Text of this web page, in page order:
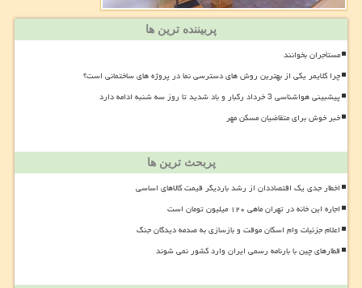
پربیننده ترین ها
مستأجران بخوانند
چرا کلایمر یکی از بهترین روش های دسترسی نما در پروژه های ساختمانی است؟
پیشبینی هواشناسی 3 خرداد رگبار و باد شدید تا روز سه شنبه ادامه دارد
خبر خوش برای متقاضیان مسکن مهر
پربحث ترین ها
اخطار جدی یک اقتصاددان از رشد باردیگر قیمت کالاهای اساسی
اجاره این خانه در تهران ماهی ۱۲۰ میلیون تومان است
اعلام جزئیات وام اسکان موقت و بازسازی به صدمه دیدگان جنگ
قطارهای چین با بارنامه رسمی ایران وارد کشور نمی شوند